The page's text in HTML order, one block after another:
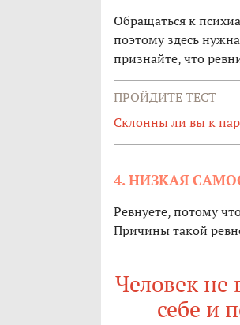
Обращаться к
поэтому здесь
признайте, что
ПРОЙДИТЕ ТЕСТ
Склонны ли вы к
4. НИЗКАЯ
Ревнуете, потому
Причины такой
Человек не
себе и